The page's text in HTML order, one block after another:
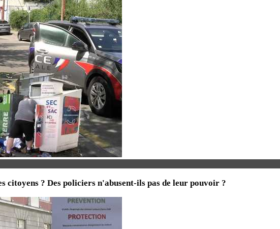
citoyens ? Des policiers n'abusent-ils pas de leur pouvoir ?